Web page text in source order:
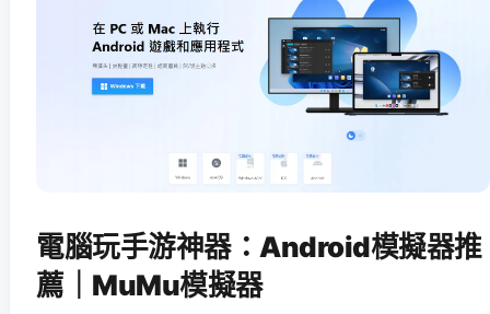
電腦玩手游神器：Android模擬器推
薦｜MuMu模擬器